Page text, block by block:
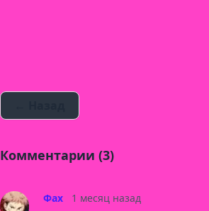
Комментарии (3)
Фах 1 месяц назад